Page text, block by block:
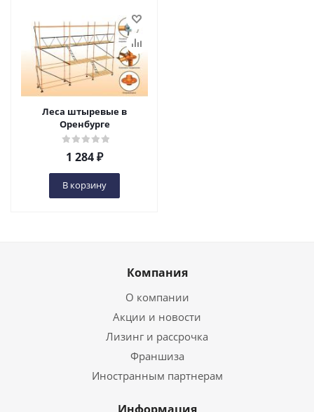
Леса штыревые в
Оренбурге
1 284₽
В корзину
Компания
О компании
Акции и новости
Лизинг и рассрочка
Франшиза
Иностранным партнерам